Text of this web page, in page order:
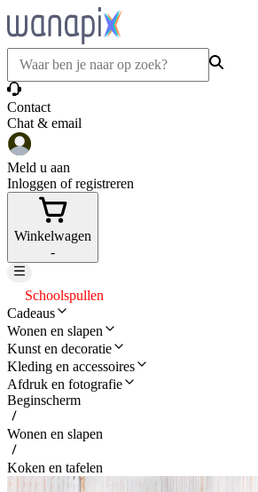
Contact
Chat & email
Meld u aan
Inloggen of registreren
Winkelwagen
-
Schoolspullen
Cadeaus
Wonen en slapen
Kunst en decoratie
Kleding en accessoires
Afdruk en fotografie
Beginscherm
Wonen en slapen
Koken en tafelen